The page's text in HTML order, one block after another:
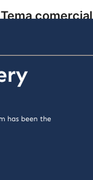
Tema comercial
Este tema é gratuito,
suporte comercial
Pré-visualizar
Instalações activas